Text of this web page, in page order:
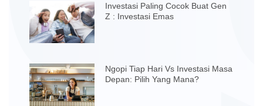
Investasi Paling Cocok Buat Gen
Z : Investasi Emas
Ngopi Tiap Hari Vs Investasi Masa
Depan: Pilih Yang Mana?